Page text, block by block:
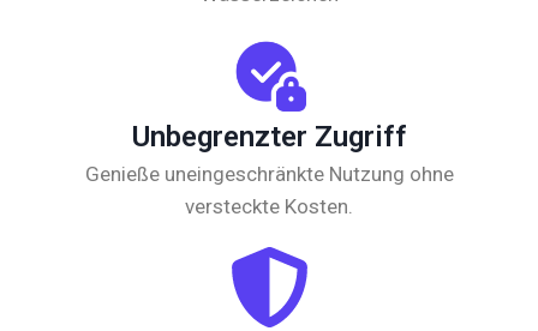
Unbegrenzter Zugriff
Genieße uneingeschränkte Nutzung ohne
versteckte Kosten.